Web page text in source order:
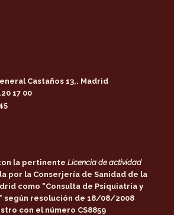
Castaños 13,. Madrid
17 00
la pertinente Licencia de actividad
por la Conserjería de Sanidad de la
como "Consulta de Psiquiatría y
según resolución de 18/08/2008
con el número CS8859